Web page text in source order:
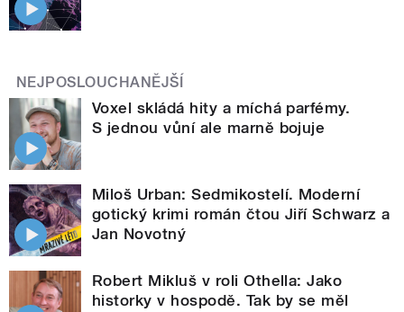
NEJPOSLOUCHANĚJŠÍ
Voxel skládá hity a míchá parfémy.
S jednou vůní ale marně bojuje
Miloš Urban: Sedmikostelí. Moderní
gotický krimi román čtou Jiří Schwarz a
Jan Novotný
Robert Mikluš v roli Othella: Jako
historky v hospodě. Tak by se měl